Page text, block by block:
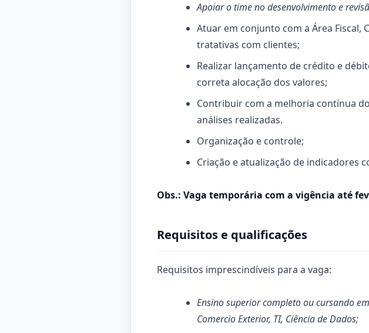
Apoiar o time no desenvolvimento e
Atuar em conjunto com a Área Fiscal,
tratativas com clientes;
Realizar lançamento de crédito e
correta alocação dos valores;
Contribuir com a melhoria contínua
análises realizadas.
Organização e controle;
Criação e atualização de indicadores
Obs.: Vaga temporária com a vigência até
Requisitos e qualificações
Requisitos imprescindíveis para a vaga:
Ensino superior completo ou cursando
Comercio Exterior, TI, Ciência de Dados;